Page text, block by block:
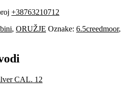
+38763210712
, ORUŽJE Oznake: 6.5creedmoor,